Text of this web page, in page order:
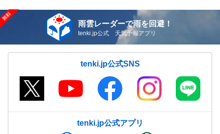
雨雲レーダーで雨を回避！
tenki.jp公式 天気予報アプリ
tenki.jp公式SNS
tenki.jp公式アプリ